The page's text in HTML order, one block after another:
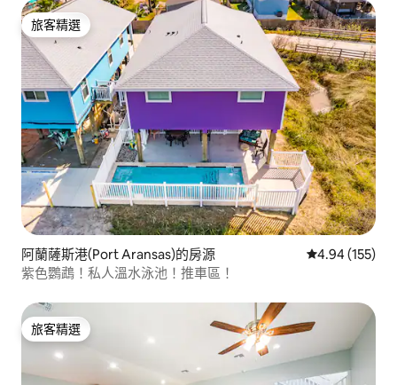
旅客精選
旅客精選
阿蘭薩斯港(Port Aransas)的房源 從 155 則評價
4.94 (155)
紫色鸚鵡！私人溫水泳池！推車區！
旅客精選
旅客精選